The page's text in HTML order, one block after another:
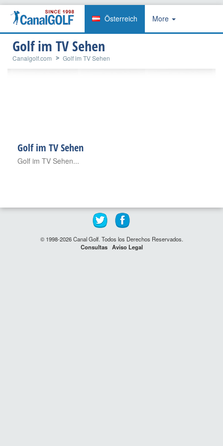
Österreich More
Golf im TV Sehen
Canalgolf.com Golf im TV Sehen
Golf im TV Sehen
Golf im TV Sehen...
© 1998-2026 Canal Golf. Todos los Derechos Reservados.
Consultas Aviso Legal